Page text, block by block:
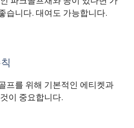
습니다. 대여도 가능합니다.
프를 위해 기본적인 에티켓과
이 중요합니다.